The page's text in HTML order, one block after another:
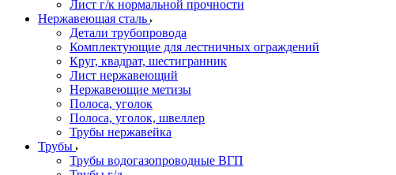
Лист г/к нормальной прочности
Нержавеющая сталь
Детали трубопровода
Комплектующие для лестничных ограждений
Круг, квадрат, шестигранник
Лист нержавеющий
Нержавеющие метизы
Полоса, уголок
Полоса, уголок, швеллер
Трубы нержавейка
Трубы
Трубы водогазопроводные ВГП